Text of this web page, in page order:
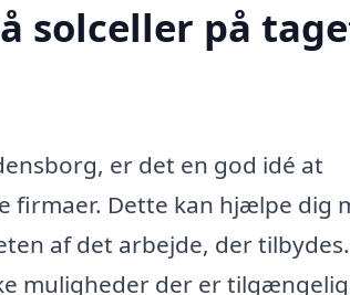
solceller på
er det en god idé at
firmaer. Dette kan hjælpe dig
af det arbejde, der
muligheder der er